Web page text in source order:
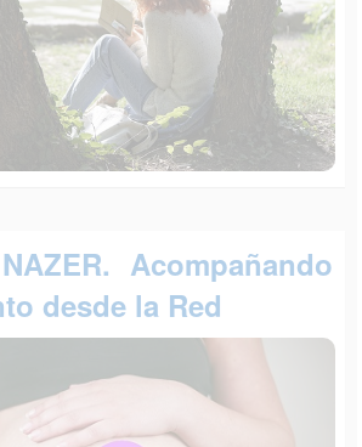
Acompañando
desde la Red